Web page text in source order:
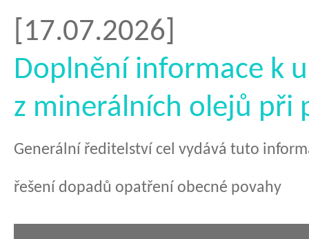
[17.07.2026]
Doplnění informace k
z minerálních olejů při
Generální ředitelství cel vydává tuto
řešení dopadů opatření obecné povahy